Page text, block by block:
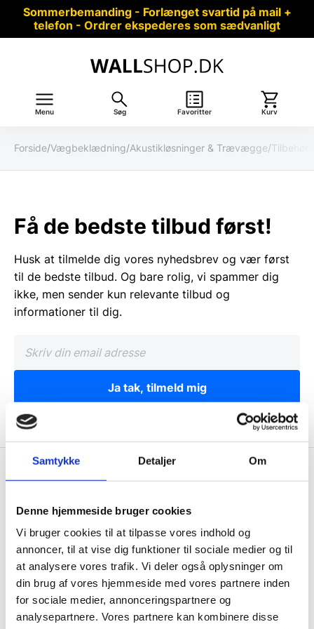
Samtykke Detaljer Om
Denne hjemmeside bruger cookies
Vi bruger cookies til at tilpasse vores indhold og
annoncer, til at vise dig funktioner til sociale medier og til
at analysere vores trafik. Vi deler også oplysninger om
din brug af vores hjemmeside med vores partnere inden
for sociale medier, annonceringspartnere og
analysepartnere. Vores partnere kan kombinere disse
Sommerbemanding - Forlænget svartid på mail +
telefon - Ordrer ekspederes som sædvanligt
Menu Søg Favoritter Kurv
Forside/Vægbeklædning/Akustikløsninger & Trævægge/Tilbehør
Få de bedste tilbud først!
Husk at tilmelde dig vores nyhedsbrev og vær først
til de bedste tilbud. Og bare rolig, vi spammer dig
ikke, men sender kun relevante tilbud og
informationer til dig.
Ja tak, tilmeld mig
Wallshop.dk
Gastrobutikken ApS
Rømersvej 33
7430 Ikast
CVR: 38952986
Telefon træffetid:
Tlf.71 99 30 98